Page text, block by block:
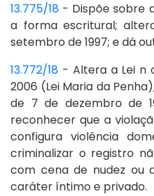
13.775/18 - Dispõe sobre
a forma escritural;
setembro de 1997; e dá
13.772/18 - Altera a Lei n
2006 (Lei Maria da
de 7 de dezembro de
reconhecer que a
configura violência
criminalizar o registro
com cena de nudez ou
caráter íntimo e privado.